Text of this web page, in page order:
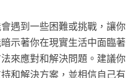
遇到一些困難或挑戰，讓你
示著你在現實生活中面臨著
來應對和解決問題。建議你
和解決方案，並相信自己有